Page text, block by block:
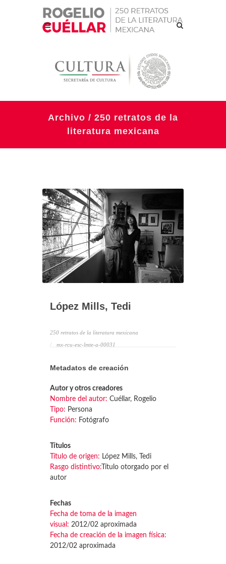
Archivo / 250 retratos de la
literatura mexicana
López Mills, Tedi
250 retratos de la literatura mexicana
mx-rcu-esc-lmte-a-00031
Metadatos de creación
Autor y otros creadores
Nombre del autor: Cuéllar, Rogelio
Tipo: Persona
Función: Fotógrafo
Títulos
Título de origen: López Mills, Tedi
Rasgo distintivo: Título otorgado por el
autor
Fechas
Fecha de toma de la imagen
visual: 2012/02 aproximada
Fecha de creación de la imagen física:
2012/02 aproximada